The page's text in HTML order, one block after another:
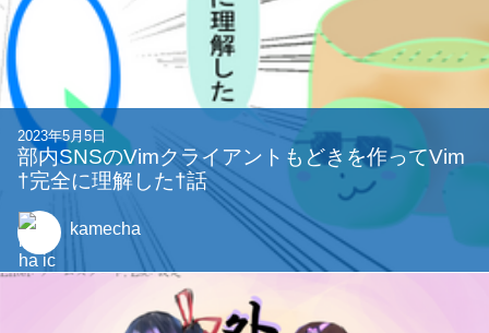
2023年5月5日
部内SNSのVimクライアントもどきを作ってVim
†完全に理解した†話
kamecha